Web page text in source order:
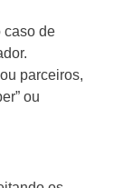
caso de
parceiros,
ou